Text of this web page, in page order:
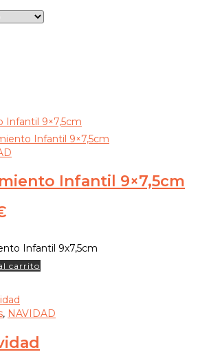
Infantil 9×7,5cm
Infantil 9x7,5cm
carrito
, NAVIDAD